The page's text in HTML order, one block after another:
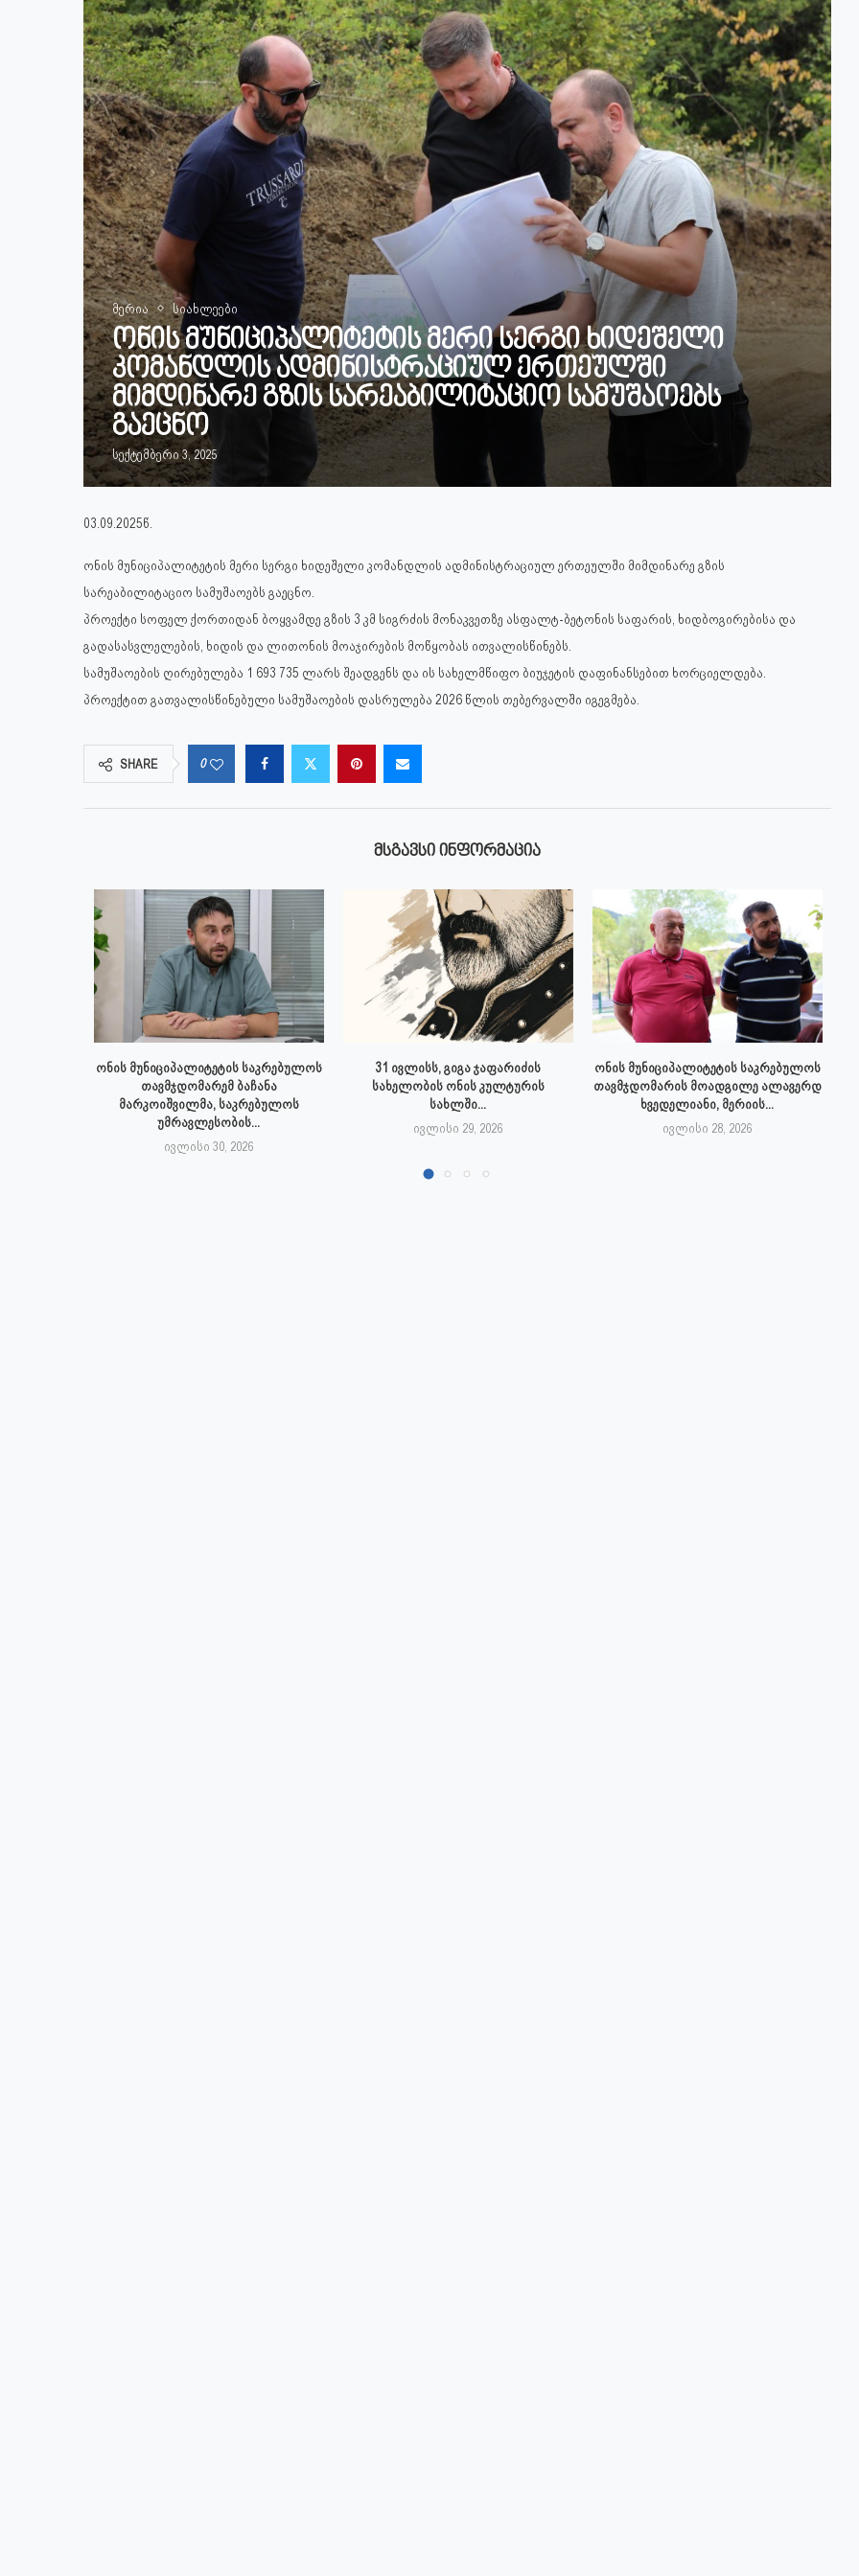
მერია სიახლეები
ონის მუნიციპალიტეტის მერი სერგი ხიდეშელი
კომანდლის ადმინისტრაციულ ერთეულში
მიმდინარე გზის სარეაბილიტაციო სამუშაოებს
გაეცნო
სექტემბერი 3, 2025
03.09.2025წ.
ონის მუნიციპალიტეტის მერი სერგი ხიდეშელი კომანდლის ადმინისტრაციულ ერთეულში მიმდინარე გზის
სარეაბილიტაციო სამუშაოებს გაეცნო.
პროექტი სოფელ ქორთიდან ბოყვამდე გზის 3 კმ სიგრძის მონაკვეთზე ასფალტ-ბეტონის საფარის, ხიდბოგირებისა და
გადასასვლელების, ხიდის და ლითონის მოაჯირების მოწყობას ითვალისწინებს.
სამუშაოების ღირებულება 1 693 735 ლარს შეადგენს და ის სახელმწიფო ბიუჯეტის დაფინანსებით ხორციელდება.
პროექტით გათვალისწინებული სამუშაოების დასრულება 2026 წლის თებერვალში იგეგმება.
SHARE 0
ᲛᲡᲒᲐᲕᲡᲘ ᲘᲜᲤᲝᲠᲛᲐᲪᲘᲐ
ონის მუნიციპალიტეტის საკრებულოს
თავმჯდომარემ ბაჩანა
მარკოიშვილმა, საკრებულოს
უმრავლესობის...
ივლისი 30, 2026
31 ივლისს, გიგა ჯაფარიძის
სახელობის ონის კულტურის
სახლში...
ივლისი 29, 2026
ონის მუნიციპალიტეტის საკრებულოს
თავმჯდომარის მოადგილე ალავერდ
ხვედელიანი, მერიის...
ივლისი 28, 2026